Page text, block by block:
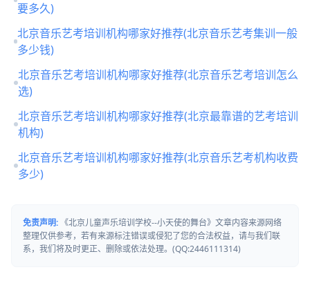
要多久)
北京音乐艺考培训机构哪家好推荐(北京音乐艺考集训一般
多少钱)
北京音乐艺考培训机构哪家好推荐(北京音乐艺考培训怎么
选)
北京音乐艺考培训机构哪家好推荐(北京最靠谱的艺考培训
机构)
北京音乐艺考培训机构哪家好推荐(北京音乐艺考机构收费
多少)
免责声明: 《北京儿童声乐培训学校--小天使的舞台》文章内容来源网络
整理仅供参考，若有来源标注错误或侵犯了您的合法权益，请与我们联
系，我们将及时更正、删除或依法处理。(QQ:2446111314)